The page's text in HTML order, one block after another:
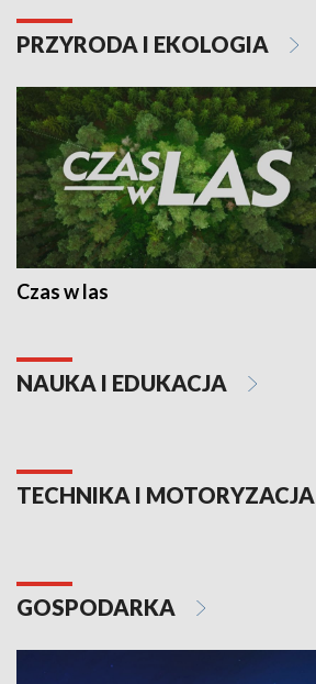
PRZYRODA I EKOLOGIA
Czas w las
NAUKA I EDUKACJA
TECHNIKA I MOTORYZACJA
GOSPODARKA